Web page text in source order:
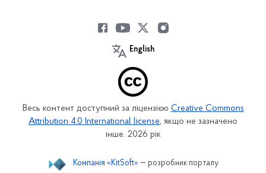
English
Весь контент доступний за ліцензією Creative Commons
Attribution 4.0 International license, якщо не зазначено
інше. 2026 рік
Компанія «KitSoft» — розробник порталу